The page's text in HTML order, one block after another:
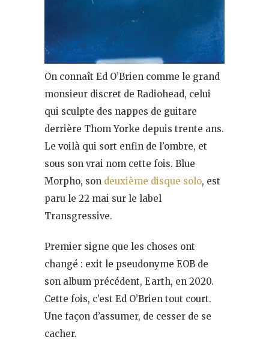
On connaît Ed O’Brien comme le grand
monsieur discret de Radiohead, celui
qui sculpte des nappes de guitare
derrière Thom Yorke depuis trente ans.
Le voilà qui sort enfin de l’ombre, et
sous son vrai nom cette fois. Blue
Morpho, son deuxième disque solo, est
paru le 22 mai sur le label
Transgressive.
Premier signe que les choses ont
changé : exit le pseudonyme EOB de
son album précédent, Earth, en 2020.
Cette fois, c’est Ed O’Brien tout court.
Une façon d’assumer, de cesser de se
cacher.